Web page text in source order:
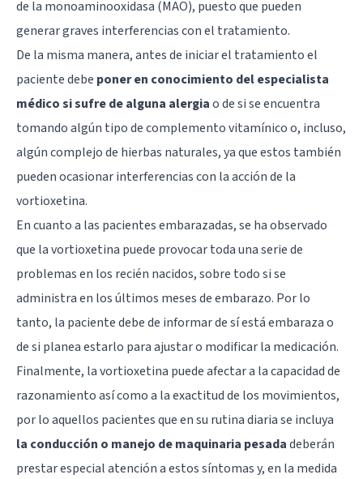
de la monoaminooxidasa (MAO), puesto que pueden
generar graves interferencias con el tratamiento.
De la misma manera, antes de iniciar el tratamiento el
paciente debe poner en conocimiento del especialista
médico si sufre de alguna alergiao de si se encuentra
tomando algún tipo de complemento vitamínico o, incluso,
algún complejo de hierbas naturales, ya que estos también
pueden ocasionar interferencias con la acción de la
vortioxetina.
En cuanto a las pacientes embarazadas, se ha observado
que la vortioxetina puede provocar toda una serie de
problemas en los recién nacidos, sobre todo si se
administra en los últimos meses de embarazo. Por lo
tanto, la paciente debe de informar de sí está embaraza o
de si planea estarlo para ajustar o modificar la medicación.
Finalmente, la vortioxetina puede afectar a la capacidad de
razonamiento así como a la exactitud de los movimientos,
por lo aquellos pacientes que en su rutina diaria se incluya
la conducción o manejo de maquinaria pesadadeberán
prestar especial atención a estos síntomas y, en la medida